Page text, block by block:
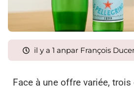
il y a 1 anpar François
Face à une offre variée,